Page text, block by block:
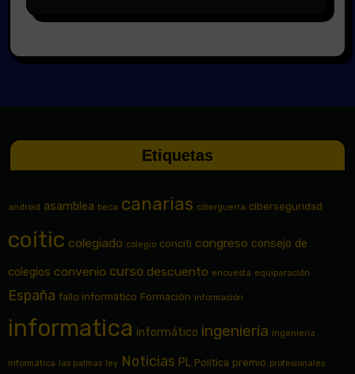
Etiquetas
android asamblea beca canarias ciberguerra ciberseguridad
coitic colegiado colegio conciti congreso consejo de
colegios convenio curso descuento encuesta equiparación
España fallo informático Formación información
informatica informático ingeniería ingeniería
informática las palmas ley Noticias PL Política premio profesionales